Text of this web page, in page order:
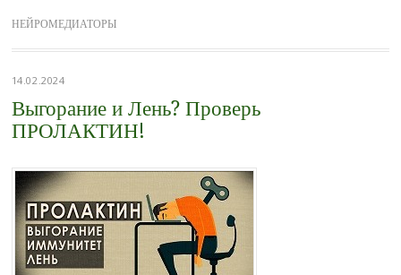
НЕЙРОМЕДИАТОРЫ
14.02.2024
Выгорание и Лень? Проверь
ПРОЛАКТИН!